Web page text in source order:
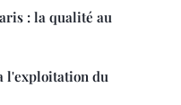
: la qualité au
l'exploitation du